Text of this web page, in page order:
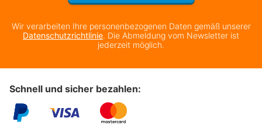
Wir verarbeiten Ihre personenbezogenen Daten gemäß unserer
Datenschutzrichtlinie. Die Abmeldung vom Newsletter ist
jederzeit möglich.
Schnell und sicher bezahlen: